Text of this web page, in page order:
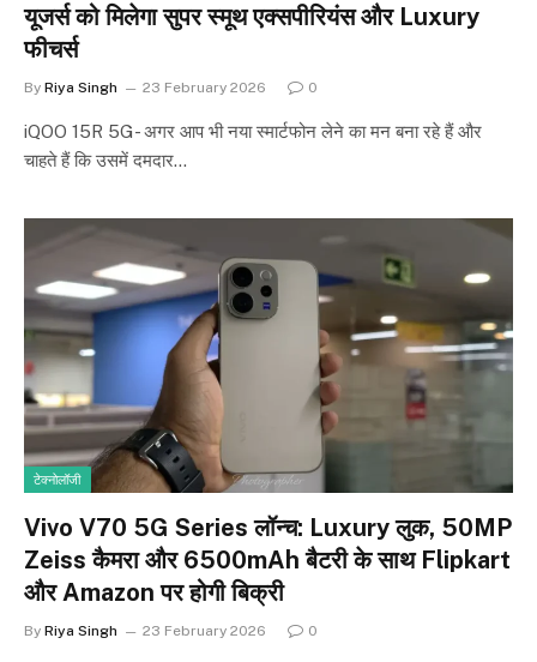
यूजर्स को मिलेगा सुपर स्मूथ एक्सपीरियंस और Luxury
फीचर्स
By Riya Singh 23 February 2026 0
iQOO 15R 5G- अगर आप भी नया स्मार्टफोन लेने का मन बना रहे हैं और
चाहते हैं कि उसमें दमदार…
टेक्नोलॉजी
Vivo V70 5G Series लॉन्च: Luxury लुक, 50MP
Zeiss कैमरा और 6500mAh बैटरी के साथ Flipkart
और Amazon पर होगी बिक्री
By Riya Singh 23 February 2026 0